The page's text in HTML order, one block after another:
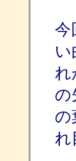
今
い
れ
の
の
れ